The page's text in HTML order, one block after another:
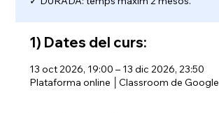
1) Dates del curs:
13 oct 2026, 19:00 – 13 dic 2026, 23:50
Plataforma online │Classroom de Google